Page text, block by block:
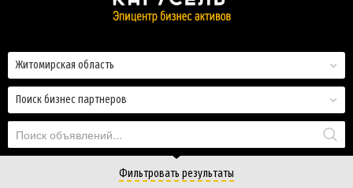
Поиск бизнес партнеров
Житомирская область
Фильтровать результаты